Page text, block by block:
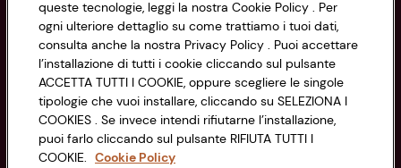
Accessibilità
di Bologna 00865960157
PARTITA IVA 03320960374
Servizio clienti
queste tecnologie, leggi la nostra Cookie Policy . Per
ogni ulteriore dettaglio su come trattiamo i tuoi dati,
consulta anche la nostra Privacy Policy . Puoi accettare
l’installazione di tutti i cookie cliccando sul pulsante
ACCETTA TUTTI I COOKIE, oppure scegliere le singole
tipologie che vuoi installare, cliccando su SELEZIONA I
COOKIES . Se invece intendi rifiutarne l’installazione,
puoi farlo cliccando sul pulsante RIFIUTA TUTTI I
COOKIE. Cookie Policy